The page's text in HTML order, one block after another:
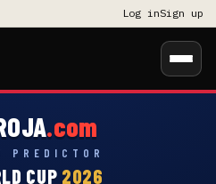
Log inSign up
CUP 2026
.com
PREDICTOR